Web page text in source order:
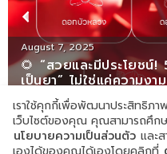
August 7, 2025
🌻 “สวยและมีประโยชน์!
เป็นยา” ไม่ใช่แค่ความง
บางชนิดยังเป็น สมุนไพร
บำรุงสุขภาพได้อีกด้วย !
เราใช้คุกกี้เพื่อพัฒนาประสิทธิภา
เว็บไซต์ของคุณ คุณสามารถศึกษ
นโยบายความเป็นส่วนตัว และ